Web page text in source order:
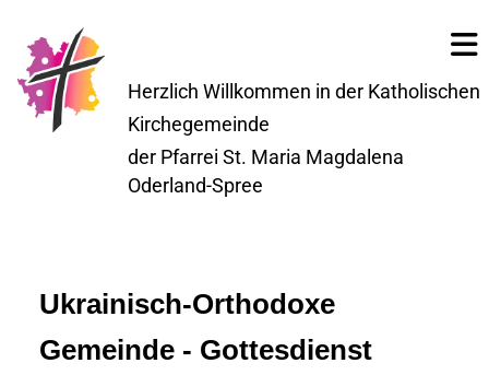
Herzlich Willkommen in der Katholischen
Kirchegemeinde
der Pfarrei St. Maria Magdalena
Oderland-Spree
Ukrainisch-Orthodoxe
Gemeinde - Gottesdienst